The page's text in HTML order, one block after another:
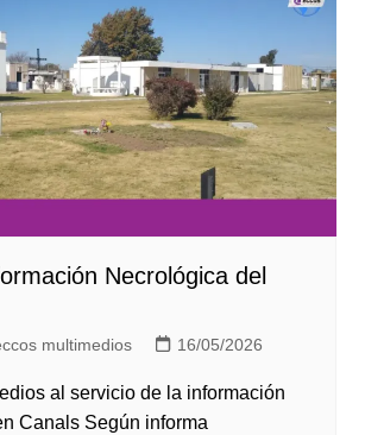
Necrológica del
multimedios 16/05/2026
al servicio de la información
Canals Según informa